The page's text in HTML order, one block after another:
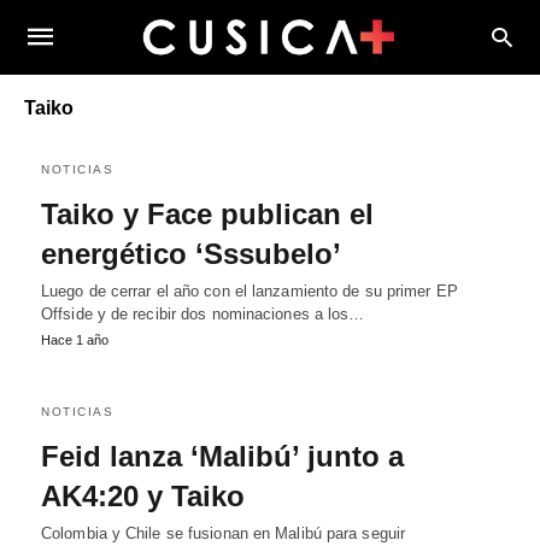
Taiko
NOTICIAS
Taiko y Face publican el
energético ‘Sssubelo’
Luego de cerrar el año con el lanzamiento de su primer EP
Offside y de recibir dos nominaciones a los…
Hace 1 año
NOTICIAS
Feid lanza ‘Malibú’ junto a
AK4:20 y Taiko
Colombia y Chile se fusionan en Malibú para seguir